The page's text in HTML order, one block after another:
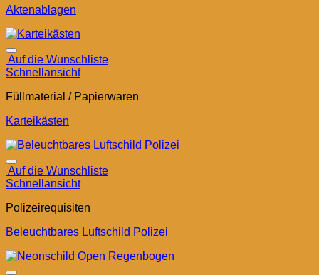
Aktenablagen
Auf die Wunschliste
Schnellansicht
Füllmaterial / Papierwaren
Karteikästen
Auf die Wunschliste
Schnellansicht
Polizeirequisiten
Beleuchtbares Luftschild Polizei